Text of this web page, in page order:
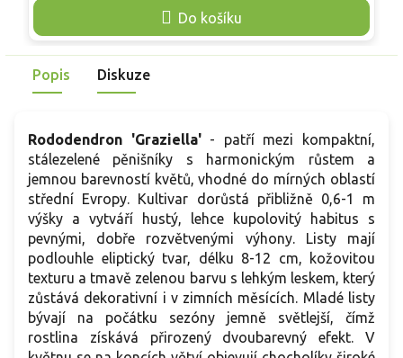
Do košíku
výsadbám, kde poskytuje stabilní barevný prvek.
Popis Diskuze
Rododendron 'Graziella' - patří mezi kompaktní,
stálezelené pěnišníky s harmonickým růstem a
jemnou barevností květů, vhodné do mírných oblastí
střední Evropy. Kultivar dorůstá přibližně 0,6-1 m
výšky a vytváří hustý, lehce kupolovitý habitus s
pevnými, dobře rozvětvenými výhony. Listy mají
podlouhle eliptický tvar, délku 8-12 cm, kožovitou
texturu a tmavě zelenou barvu s lehkým leskem, který
zůstává dekorativní i v zimních měsících. Mladé listy
bývají na počátku sezóny jemně světlejší, čímž
rostlina získává přirozený dvoubarevný efekt. V